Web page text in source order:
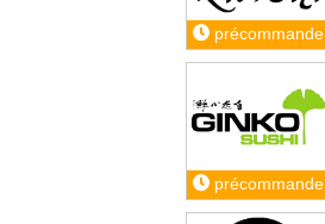
précommande
précommande